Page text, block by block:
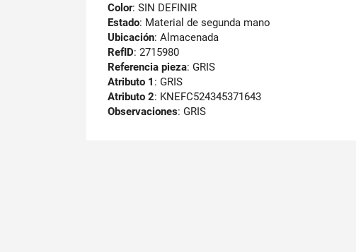
Color: SIN DEFINIR
Estado: Material de segunda mano
Ubicación: Almacenada
RefID: 2715980
Referencia pieza: GRIS
Atributo 1 : GRIS
Atributo 2: KNEFC524345371643
Observaciones: GRIS